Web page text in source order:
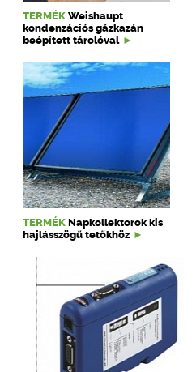
TERMÉK Weishaupt
kondenzációs gázkazán
beépített tárolóval
TERMÉK Napkollektorok kis
hajlásszögű tetőkhöz